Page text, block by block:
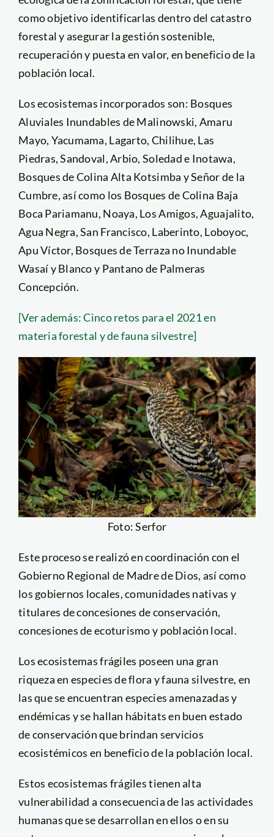
como objetivo identificarlas dentro del catastro
forestal y asegurar la gestión sostenible,
recuperación y puesta en valor, en beneficio de la
población local.
Los ecosistemas incorporados son: Bosques
Aluviales Inundables de Malinowski, Amaru
Mayo, Yacumama, Lagarto, Chilihue, Las
Piedras, Sandoval, Arbio, Soledad e Inotawa,
Bosques de Colina Alta Kotsimba y Señor de la
Cumbre, así como los Bosques de Colina Baja
Boca Pariamanu, Noaya, Los Amigos, Aguajalito,
Agua Negra, San Francisco, Laberinto, Loboyoc,
Apu Víctor, Bosques de Terraza no Inundable
Wasaí y Blanco y Pantano de Palmeras
Concepción.
[Ver además: Cinco retos para el 2021 en
materia forestal y de fauna silvestre]
Foto: Serfor
Este proceso se realizó en coordinación con el
Gobierno Regional de Madre de Dios, así como
los gobiernos locales, comunidades nativas y
titulares de concesiones de conservación,
concesiones de ecoturismo y población local.
Los ecosistemas frágiles poseen una gran
riqueza en especies de flora y fauna silvestre, en
las que se encuentran especies amenazadas y
endémicas y se hallan hábitats en buen estado
de conservación que brindan servicios
ecosistémicos en beneficio de la población local.
Estos ecosistemas frágiles tienen alta
vulnerabilidad a consecuencia de las actividades
humanas que se desarrollan en ellos o en su